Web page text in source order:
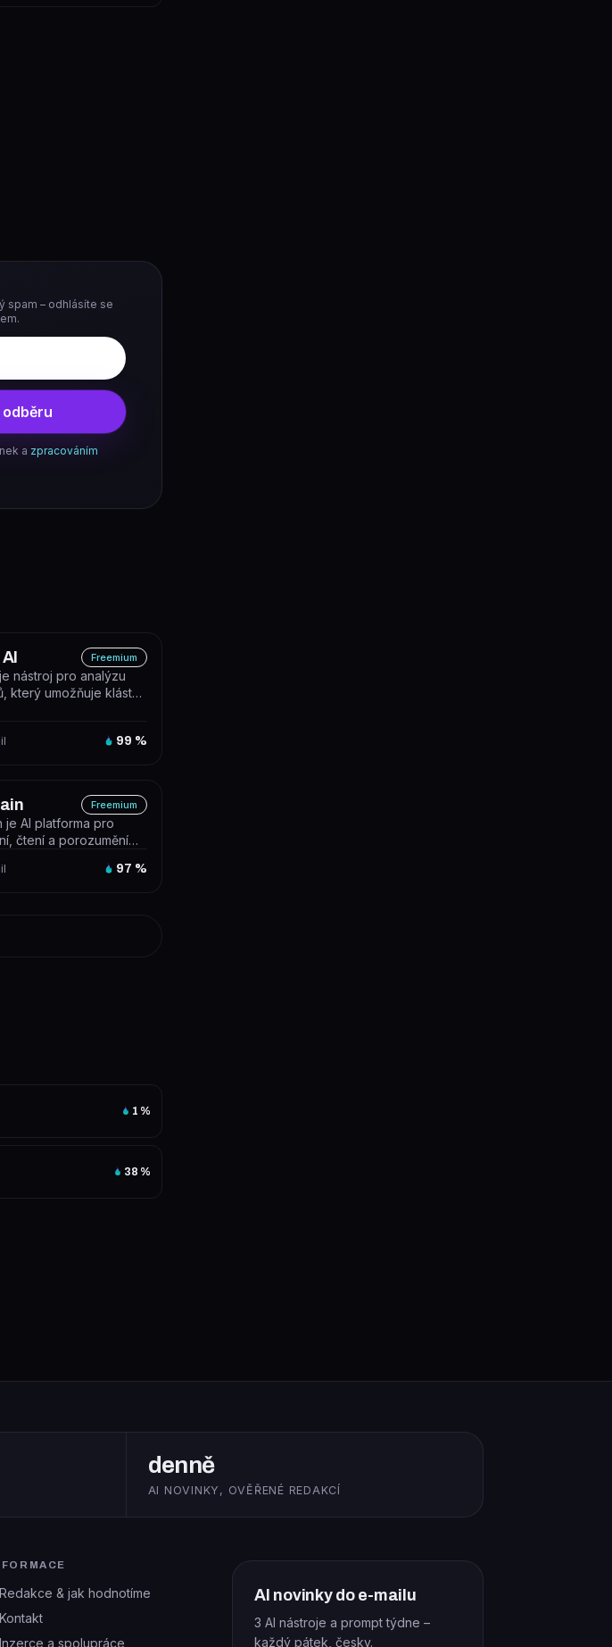
spam – odhlásíte se
a zpracováním
Freemium
nástroj pro analýzu
který umožňuje klást
99 %
Freemium
je AI platforma pro
čtení a porozumění
97 %
1 %
38 %
denně
AI NOVINKY, OVĚŘENÉ REDAKCÍ
Redakce & jak hodnotíme
Kontakt
Inzerce a spolupráce
AI novinky do e-mailu
3 AI nástroje a prompt týdne –
každý pátek, česky.